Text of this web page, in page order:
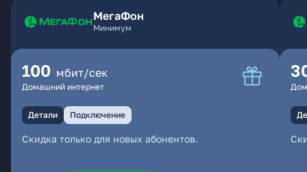
МегаФон
Минимум
100 мбит/сек
Домашний интернет
Детали Подключение
Скидка только для новых абонентов.